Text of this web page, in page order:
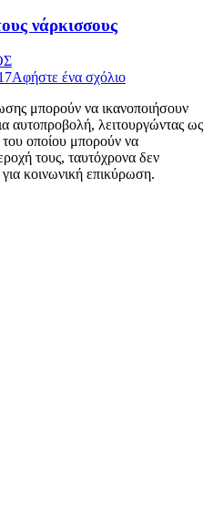
νάρκισσους
Αφήστε ένα σχόλιο
μπορούν να ικανοποιήσουν
αυτοπροβολή, λειτουργώντας ως
οποίου μπορούν να
τους, ταυτόχρονα δεν
κοινωνική επικύρωση.